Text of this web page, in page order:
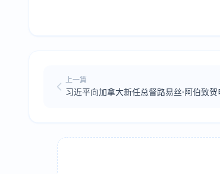
上一篇
习近平向加拿大新任总督路易丝·阿伯致贺